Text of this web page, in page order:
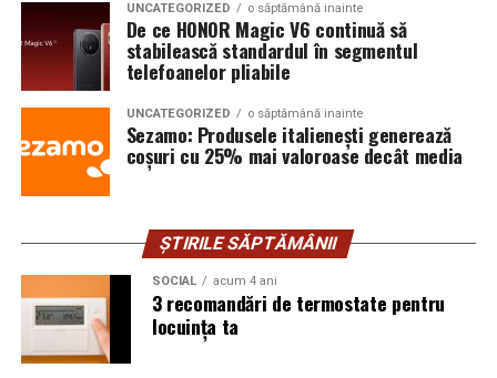
UNCATEGORIZED o săptămână inainte
De ce HONOR Magic V6 continuă să
stabilească standardul în segmentul
telefoanelor pliabile
UNCATEGORIZED o săptămână inainte
Sezamo: Produsele italienești generează
coșuri cu 25% mai valoroase decât media
ȘTIRILE SĂPTĂMÂNII
SOCIAL acum 4 ani
3 recomandări de termostate pentru
locuința ta